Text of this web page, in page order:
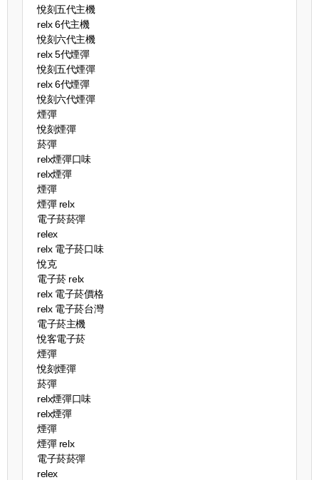
悅刻五代主機
relx 6代主機
悅刻六代主機
relx 5代煙彈
悅刻五代煙彈
relx 6代煙彈
悅刻六代煙彈
煙彈
悅刻煙彈
菸彈
relx煙彈口味
relx煙彈
煙彈
煙彈 relx
電子菸菸彈
relex
relx 電子菸口味
悅克
電子菸 relx
relx 電子菸價格
relx 電子菸台灣
電子菸主機
悅客電子菸
煙彈
悅刻煙彈
菸彈
relx煙彈口味
relx煙彈
煙彈
煙彈 relx
電子菸菸彈
relex